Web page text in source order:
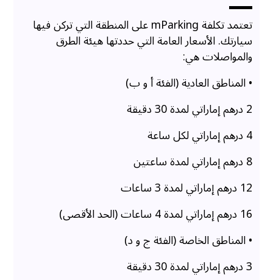
تعتمد تكلفة mParking على المنطقة التي تركن فيها
سيارتك. الأسعار العامة التي حددتها هيئة الطرق
والمواصلات هي:
• المناطق العادية (الفئة أ و ب)
2 درهم إماراتي لمدة 30 دقيقة
4 درهم إماراتي لكل ساعة
8 درهم إماراتي لمدة ساعتين
12 درهم إماراتي لمدة 3 ساعات
16 درهم إماراتي لمدة 4 ساعات (الحد الأقصى)
• المناطق الخاصة (الفئة ج و د)
3 درهم إماراتي لمدة 30 دقيقة